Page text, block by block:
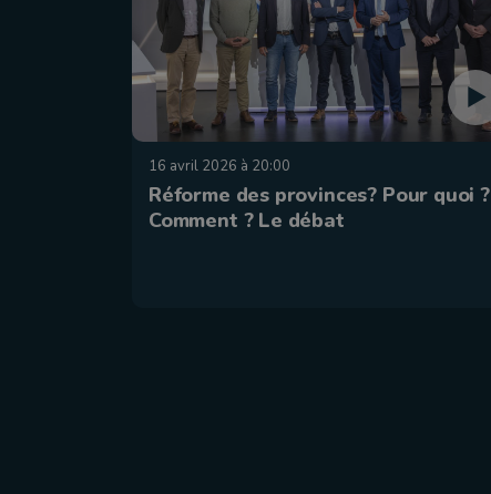
16 avril 2026 à 20:00
Réforme des provinces? Pour quoi ?
Comment ? Le débat